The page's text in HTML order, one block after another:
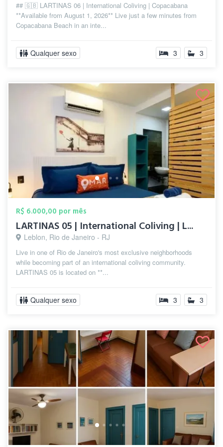
## 🇬🇧 LARTINAS 06 | International Coliving | Copacabana
**Available from August 1, 2026** Live just a few minutes from
Copacabana Beach in an inte...
Qualquer sexo 3 3
R$ 6.000,00 por mês
LARTINAS 05 | International Coliving | L...
Leblon, Rio de Janeiro - RJ
Live in one of Rio de Janeiro's most exclusive neighborhoods
while becoming part of an international coliving community.
LARTINAS 05 is located on **...
Qualquer sexo 3 3